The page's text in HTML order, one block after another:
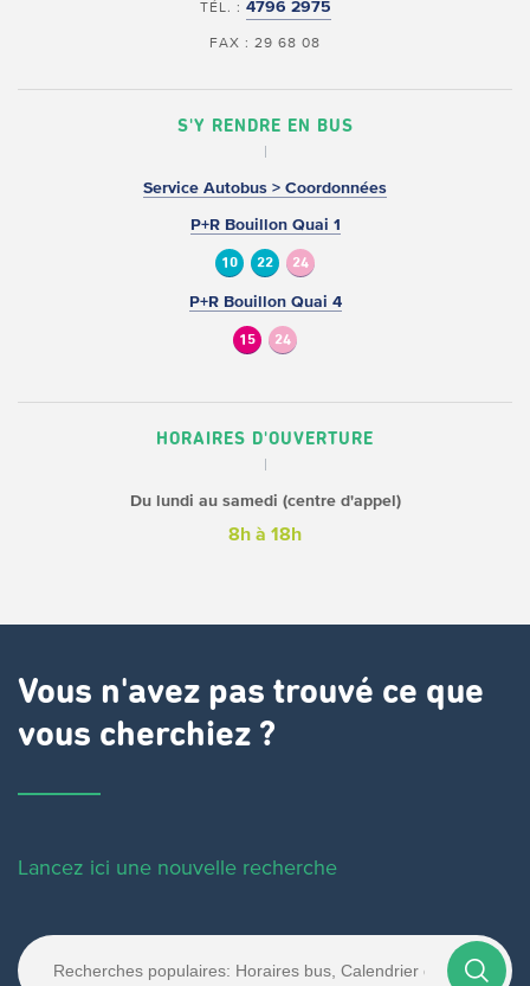
TÉL. : 4796 2975
FAX : 29 68 08
S'Y RENDRE EN BUS
Service Autobus > Coordonnées
P+R Bouillon Quai 1
10 22 24
P+R Bouillon Quai 4
15 24
HORAIRES D'OUVERTURE
Du lundi au samedi (centre d'appel)
8h à 18h
Vous n'avez pas trouvé ce que
vous cherchiez ?
Lancez ici une nouvelle recherche